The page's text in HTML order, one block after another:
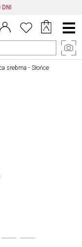
Menu
główne
srebrna - Słońce